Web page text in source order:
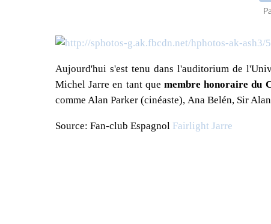
Aujourd'hui s'est tenu dans l'auditorium de
Michel Jarre en tant que membre honoraire du
comme Alan Parker (cinéaste), Ana Belén, Sir
Source: Fan-club Espagnol Fairlight Jarre